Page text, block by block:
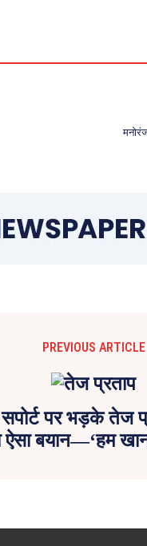
PREVIOUS ARTICLE
पर भड़के तेज
ऐसा बयान—‘हम